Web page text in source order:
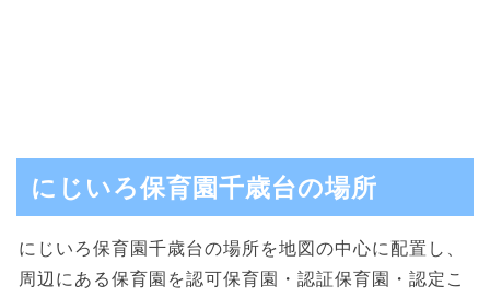
にじいろ保育園千歳台の場所
にじいろ保育園千歳台の場所を地図の中心に配置し、
周辺にある保育園を認可保育園・認証保育園・認定こ